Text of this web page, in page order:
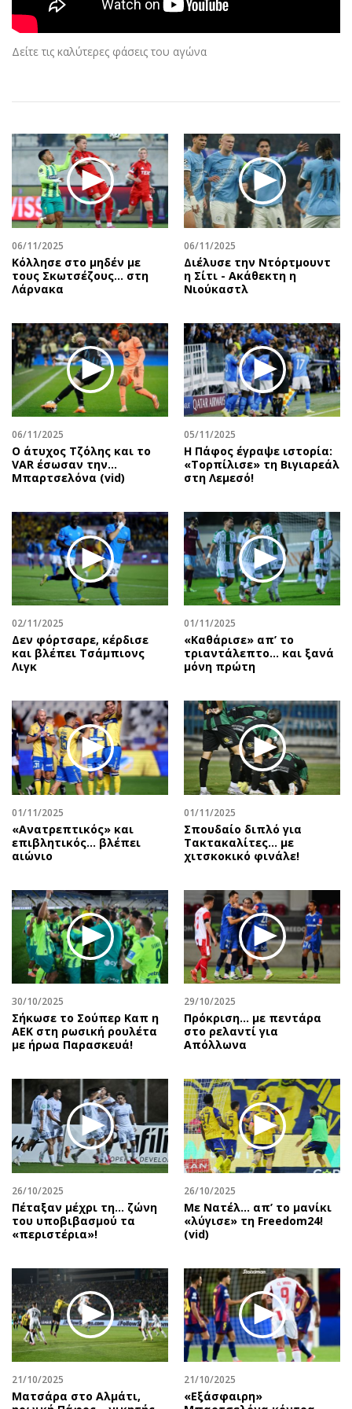
Αθλητισμός
Κύπρος
Ελλάδα
Κληρώσεις Allwyn
Οικονομία
Real Estate
Επιχειρήσεις
Αγορές
Money Review
AstroBank Properties
Trends
Ναυτιλία
Περιβάλλον
Ελλάδα
Κόσμος
Πολιτισμός
Σινεμά
Μουσική
Εικαστικά
Βιβλίο
Χειρόγραφα
Geek
Νέα
Κινητά-tablets
Αυτοκίνηση
Πολιτική
Οικονομία
Γενικά
Αναδρομές
Πρόσωπα
Περιβάλλον
Good Life
Showbiz
Ταξίδια
Συνταγές
Έξοδος
Εκπομπές
Wine routes
Uncut
Προσφορές
Προσωπικότητες στην ''Κ''
Επιστολές
Δείτε τις καλύτερες φάσεις του αγώνα
06/11/2025
Κόλλησε στο μηδέν με
τους Σκωτσέζους... στη
Λάρνακα
06/11/2025
Διέλυσε την Ντόρτμουντ
η Σίτι - Ακάθεκτη η
Νιούκαστλ
06/11/2025
Ο άτυχος Τζόλης και το
VAR έσωσαν την…
Μπαρτσελόνα (vid)
05/11/2025
Η Πάφος έγραψε ιστορία:
«Τορπίλισε» τη Βιγιαρεάλ
στη Λεμεσό!
02/11/2025
Δεν φόρτσαρε, κέρδισε
και βλέπει Τσάμπιονς
Λιγκ
01/11/2025
«Καθάρισε» απ’ το
τριαντάλεπτο… και ξανά
μόνη πρώτη
01/11/2025
«Ανατρεπτικός» και
επιβλητικός… βλέπει
αιώνιο
01/11/2025
Σπουδαίο διπλό για
Τακτακαλίτες… με
χιτσκοκικό φινάλε!
30/10/2025
Σήκωσε το Σούπερ Καπ η
ΑΕΚ στη ρωσική ρουλέτα
με ήρωα Παρασκευά!
29/10/2025
Πρόκριση... με πεντάρα
στο ρελαντί για
Απόλλωνα
26/10/2025
Πέταξαν μέχρι τη… ζώνη
του υποβιβασμού τα
«περιστέρια»!
26/10/2025
Με Νατέλ… απ’ το μανίκι
«λύγισε» τη Freedom24!
(vid)
21/10/2025
Ματσάρα στο Αλμάτι,
21/10/2025
«Εξάσφαιρη»